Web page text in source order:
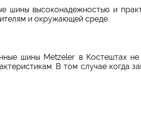
шины высоконадежностью и
и окружающей среде.
шины Metzeler в Костештах
В том случае когда